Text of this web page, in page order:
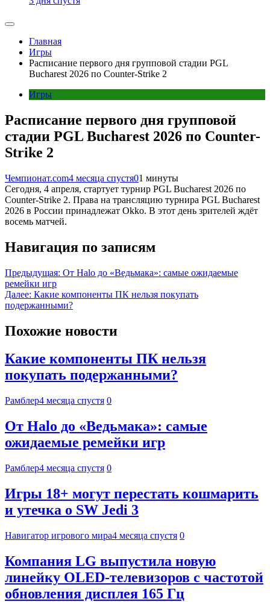
Главная
Игры
Расписание первого дня групповой стадии PGL
Bucharest 2026 по Counter-Strike 2
Игры
Расписание первого дня групповой
стадии PGL Bucharest 2026 по Counter-
Strike 2
Чемпионат.com4 месяца спустя01 минуты
Сегодня, 4 апреля, стартует турнир PGL Bucharest 2026 по
Counter-Strike 2. Права на трансляцию турнира PGL Bucharest
2026 в России принадлежат Okko. В этот день зрителей ждёт
восемь матчей.
Навигация по записям
Предыдущая: От Halo до «Ведьмака»: самые ожидаемые
ремейки игр
Далее: Какие компоненты ПК нельзя покупать
подержанными?
Похожие новости
Какие компоненты ПК нельзя
покупать подержанными?
Рамблер4 месяца спустя 0
От Halo до «Ведьмака»: самые
ожидаемые ремейки игр
Рамблер4 месяца спустя 0
Игры 18+ могут перестать кошмарить
и утечка о SW Jedi 3
Навигатор игрового мира4 месяца спустя 0
Компания LG выпустила новую
линейку OLED-телевизоров с частотой
обновления дисплея 165 Гц